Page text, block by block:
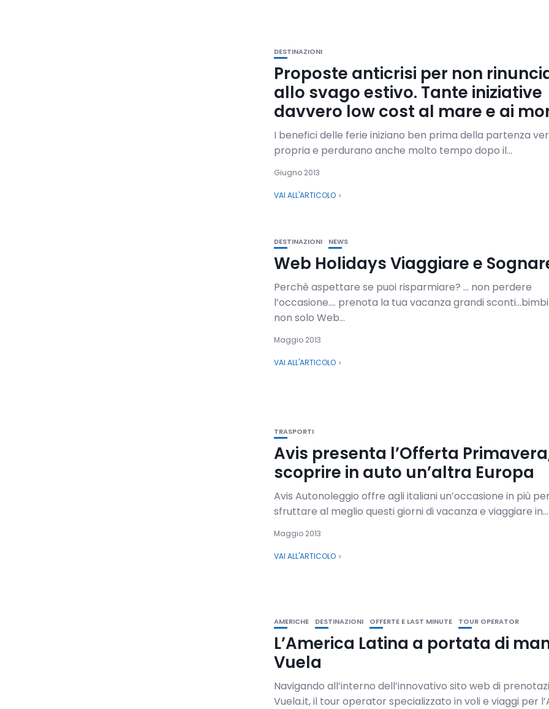
DESTINAZIONI
Proposte anticrisi per non
allo svago estivo. Tante iniziative
davvero low cost al mare e ai
I benefici delle ferie iniziano ben prima della partenza
propria e perdurano anche molto tempo dopo il...
Giugno 2013
VAI ALL'ARTICOLO
DESTINAZIONI NEWS
Web Holidays Viaggiare e
Perchè aspettare se puoi risparmiare? … non perdere
l’occasione…. prenota la tua vacanza grandi
non solo Web...
Maggio 2013
VAI ALL'ARTICOLO
TRASPORTI
Avis presenta l’Offerta
scoprire in auto un’altra Europa
Avis Autonoleggio offre agli italiani un’occasione in più
sfruttare al meglio questi giorni di vacanza e viaggiare in...
Maggio 2013
VAI ALL'ARTICOLO
AMERICHE DESTINAZIONI OFFERTE E LAST MINUTE TOUR OPERATOR
L’America Latina a portata di
Vuela
Navigando all’interno dell’innovativo sito web di
Vuela.it, il tour operator specializzato in voli e viaggi per